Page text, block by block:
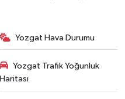
Yozgat Hava Durumu
Yozgat Trafik Yoğunluk
Haritası